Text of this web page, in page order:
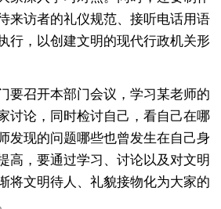
来访者的礼仪规范、接听电话用语
行，以创建文明的现代行政机关形
要召开本部门会议，学习某老师的
讨论，同时检讨自己，看自己在哪
发现的问题哪些也曾发生在自己身
高，要通过学习、讨论以及对文明
将文明待人、礼貌接物化为大家的